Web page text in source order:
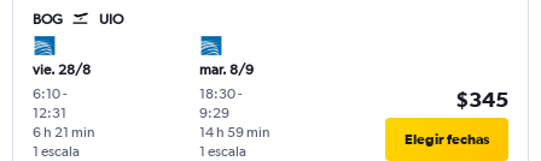
BOG UIO
vie. 28/8
6:10-
12:31
1 escala
6 h 21 min
mar. 8/9
18:30-
9:29
1 escala
14 h 59 min
$345
Elegir fechas